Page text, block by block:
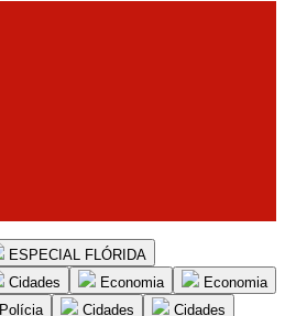
ESPECIAL FLÓRIDA
Cidades Economia
Economia
Polícia Cidades
Cidades